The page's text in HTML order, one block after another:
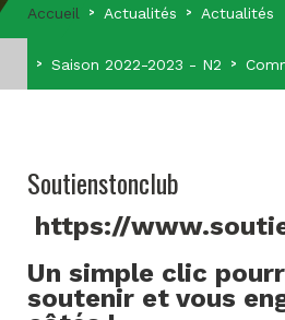
Accueil Actualités Actualités
Saison 2022-2023 - N2
Soutienstonclub
https://
Un simple clic
soutenir et vous